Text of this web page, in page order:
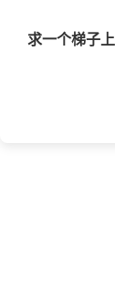
求一个梯子